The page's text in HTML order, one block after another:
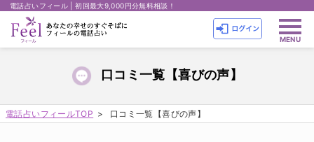
電話占いフィール | 初回最大9,000円分無料相談！
口コミ一覧【喜びの声】
電話占いフィールTOP 口コミ一覧【喜びの声】